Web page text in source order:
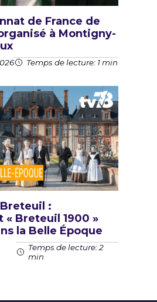
de France de
à Montigny-
Temps de lecture: 1 min
:
« Breteuil 1900 »
la Belle Époque
Temps de lecture: 2
min